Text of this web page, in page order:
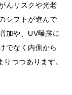
んリスクや光老
シフトが進んで
加や、UV曝露に
でなく内側から
つつあります。